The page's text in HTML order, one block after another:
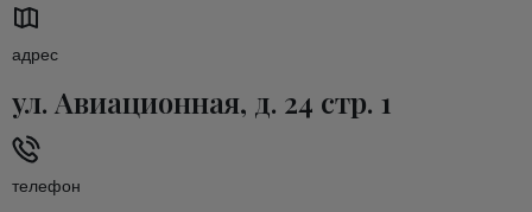
адрес
ул. Авиационная, д. 24 стр. 1
телефон